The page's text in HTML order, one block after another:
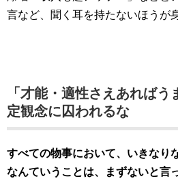
言など、聞く耳を持たないほうが
「才能・適性さえあればう
定観念に囚われるな
すべての物事において、いきなり
なんていうことは、まずないと言